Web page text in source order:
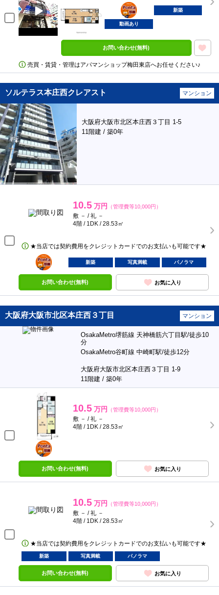
ポンタ
部屋
新築
動画あり
お問い合わせ(無料)
売買・賃貸・管理はアパマンショップ梅田東店へお任せください♪
ソルテラス本庄西クレアスト マンション
大阪府大阪市北区本庄西３丁目 1-5
11階建 / 築0年
10.5 万円 （管理費等10,000円）
敷 － / 礼 －
4階 / 1DK / 28.53㎡
★当店では契約費用をクレジットカードでのお支払いも可能です★
ポンタ
部屋
新築 写真満載 パノラマ
お問い合わせ(無料) お気に入り
大阪府大阪市北区本庄西３丁目 マンション
OsakaMetro堺筋線 天神橋筋六丁目駅/徒歩10
分
OsakaMetro谷町線 中崎町駅/徒歩12分
大阪府大阪市北区本庄西３丁目 1-9
11階建 / 築0年
10.5 万円 （管理費等10,000円）
敷 － / 礼 －
4階 / 1DK / 28.53㎡
ポンタ
部屋
お問い合わせ(無料) お気に入り
10.5 万円 （管理費等10,000円）
敷 － / 礼 －
4階 / 1DK / 28.53㎡
★当店では契約費用をクレジットカードでのお支払いも可能です★
新築 写真満載 パノラマ
お問い合わせ(無料) お気に入り